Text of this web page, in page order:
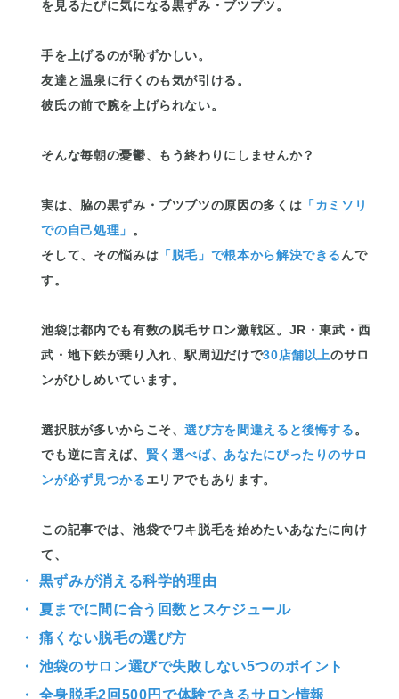
を見るたびに気になる黒ずみ・ブツブツ。
手を上げるのが恥ずかしい。
友達と温泉に行くのも気が引ける。
彼氏の前で腕を上げられない。
そんな毎朝の憂鬱、もう終わりにしませんか？
実は、脇の黒ずみ・ブツブツの原因の多くは 「カミソリ
での自己処理」 。
そして、その悩みは 「脱毛」で根本から解決できる んで
す。
池袋は都内でも有数の脱毛サロン激戦区。JR・東武・西
武・地下鉄が乗り入れ、駅周辺だけで30店舗以上のサロ
ンがひしめいています。
選択肢が多いからこそ、選び方を間違えると後悔する。
でも逆に言えば、 賢く選べば、あなたにぴったりのサロ
ンが必ず見つかるエリアでもあります。
この記事では、池袋でワキ脱毛を始めたいあなたに向け
て、
・ 黒ずみが消える科学的理由
・ 夏までに間に合う回数とスケジュール
・ 痛くない脱毛の選び方
・ 池袋のサロン選びで失敗しない5つのポイント
・ 全身脱毛2回500円で体験できるサロン情報